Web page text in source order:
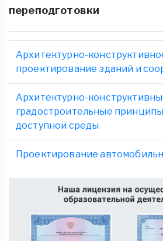
переподготовки
Архитектурно-
проектирование зданий и
Архитектурно-
градостроительные
доступной среды
Проектирование